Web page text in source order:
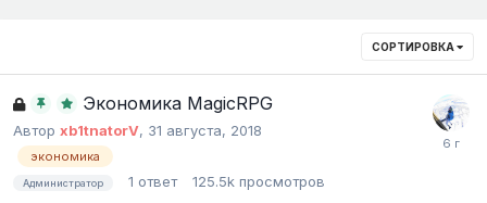
СОРТИРОВКА
Экономика MagicRPG
Автор xb1tnatorV, 31 августа, 2018
экономика
Администратор 1 ответ 125.5k просмотров